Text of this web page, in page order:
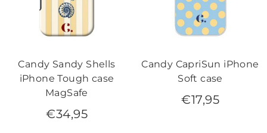
Candy Sandy Shells
iPhone Tough case
MagSafe
€34,95
Candy CapriSun iPhone
Soft case
€17,95